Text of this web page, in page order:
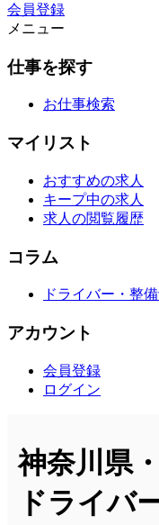
会員登録
メニュー
仕事を探す
お仕事検索
マイリスト
おすすめの求人
キープ中の求人
求人の閲覧履歴
コラム
ドライバー・整
アカウント
会員登録
ログイン
神奈川県
ドライバ